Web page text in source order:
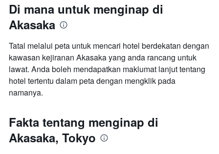
Di mana untuk menginap di
Akasaka
Tatal melalui peta untuk mencari hotel berdekatan dengan
kawasan kejiranan Akasaka yang anda rancang untuk
lawat. Anda boleh mendapatkan maklumat lanjut tentang
hotel tertentu dalam peta dengan mengklik pada
namanya.
Fakta tentang menginap di
Akasaka, Tokyo